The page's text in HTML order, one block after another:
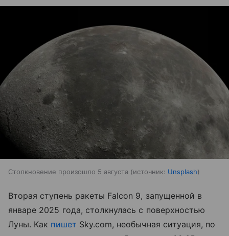
Столкновение произошло 5 августа источник: Unsplash
Вторая ступень ракеты Falcon 9, запущенной в
январе 2025 года, столкнулась с поверхностью
Луны. Как пишет Sky.com, необычная ситуация, по